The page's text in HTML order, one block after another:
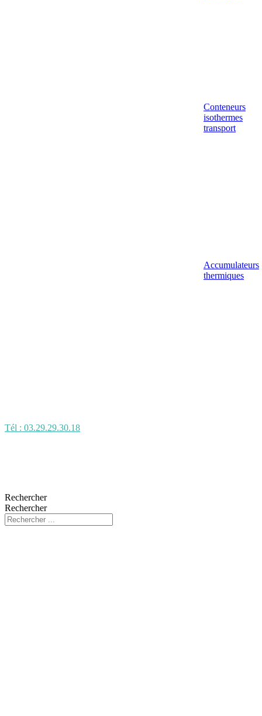
Conteneurs
isothermes
transport
Accumulateurs
thermiques
Tél : 03.29.29.30.18
Rechercher
Rechercher